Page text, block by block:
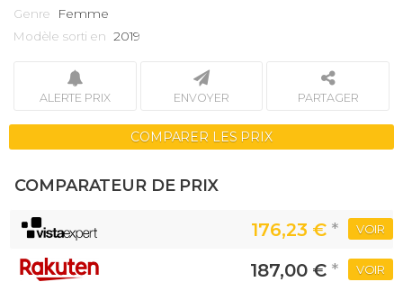
Genre Femme
Modèle sorti en 2019
ALERTE PRIX ENVOYER PARTAGER
COMPARER LES PRIX
COMPARATEUR DE PRIX
176,23 € * VOIR
187,00 € * VOIR